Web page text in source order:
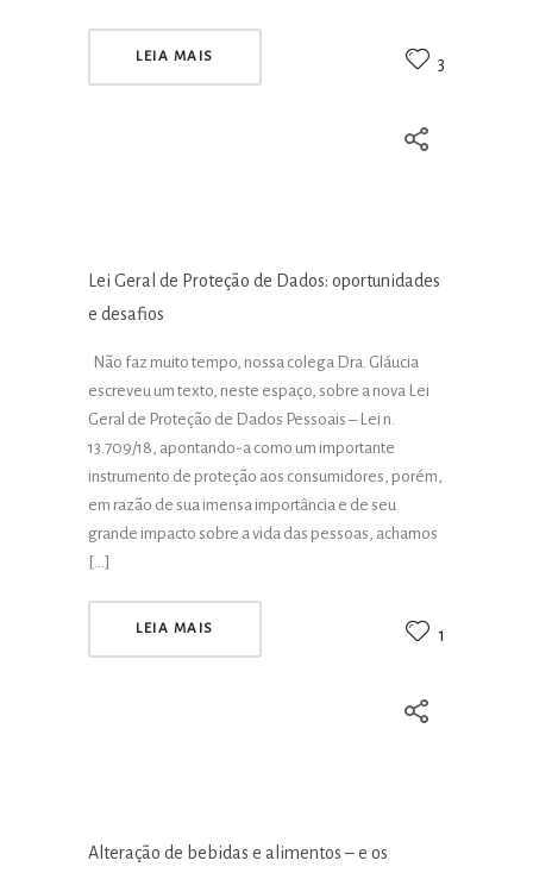
LEIA MAIS 3
Lei Geral de Proteção de Dados: oportunidades
e desafios
Não faz muito tempo, nossa colega Dra. Gláucia
escreveu um texto, neste espaço, sobre a nova Lei
Geral de Proteção de Dados Pessoais – Lei n.
13.709/18, apontando-a como um importante
instrumento de proteção aos consumidores, porém,
em razão de sua imensa importância e de seu
grande impacto sobre a vida das pessoas, achamos
[…]
LEIA MAIS 1
Alteração de bebidas e alimentos – e os